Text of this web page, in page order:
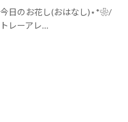
今日のお花し(おはなし)⋆*❀/
トレーアレ…